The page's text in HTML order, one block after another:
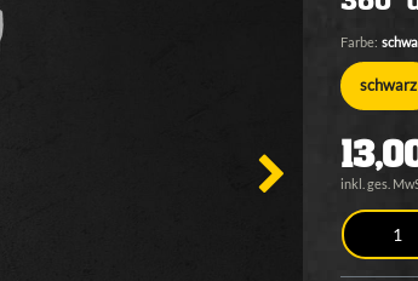
Farbe:
schwarz
inkl. ges.